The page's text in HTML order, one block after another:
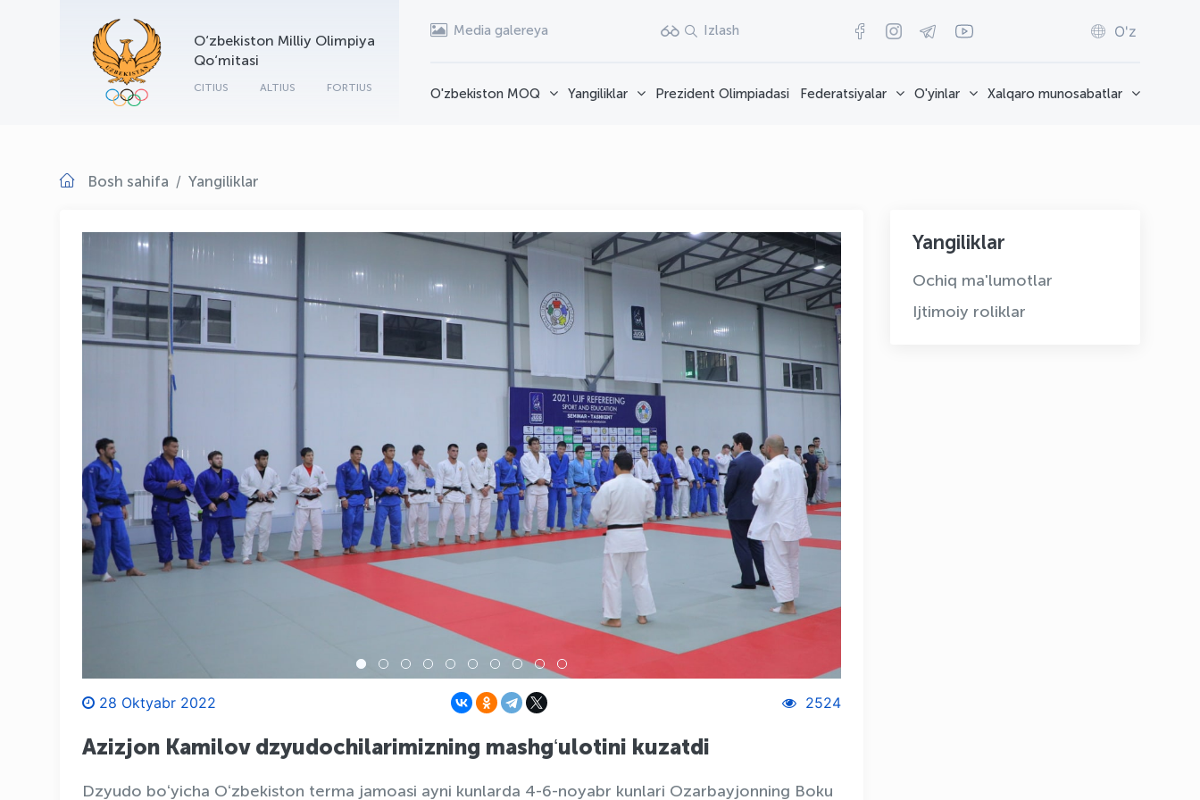
O‘zbekiston Milliy Olimpiya
Qo‘mitasi
CITIUS ALTIUS FORTIUS
Media galereya Izlash O'z
O'zbekiston MOQ Yangiliklar Prezident Olimpiadasi Federatsiyalar O'yinlar Xalqaro munosabatlar
Bosh sahifa Yangiliklar
28 Oktyabr 2022 2524
Azizjon Kamilov dzyudochilarimizning mashgʻulotini kuzatdi
Dzyudo boʻyicha Oʻzbekiston terma jamoasi ayni kunlarda 4-6-noyabr kunlari Ozarbayjonning Boku
Yangiliklar
Ochiq ma'lumotlar
Ijtimoiy roliklar